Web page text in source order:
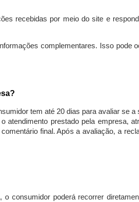
recebidas por meio do site e
complementares. Isso pode
tem até 20 dias para avaliar se a
atendimento prestado pela empresa,
final. Após a avaliação, a
consumidor poderá recorrer